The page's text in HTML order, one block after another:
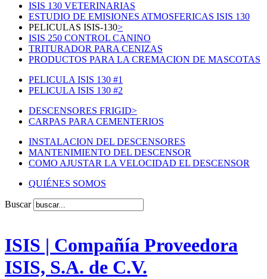
ISIS 130 VETERINARIAS
ESTUDIO DE EMISIONES ATMOSFERICAS ISIS 130
PELICULAS ISIS-130>
ISIS 250 CONTROL CANINO
TRITURADOR PARA CENIZAS
PRODUCTOS PARA LA CREMACION DE MASCOTAS
PELICULA ISIS 130 #1
PELICULA ISIS 130 #2
DESCENSORES FRIGID>
CARPAS PARA CEMENTERIOS
INSTALACION DEL DESCENSORES
MANTENIMIENTO DEL DESCENSOR
COMO AJUSTAR LA VELOCIDAD EL DESCENSOR
QUIÉNES SOMOS
Buscar
ISIS | Compañía Proveedora
ISIS, S.A. de C.V.